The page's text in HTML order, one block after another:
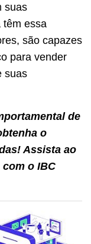
suas
têm essa
são capazes
para vender
suas
de
o
Assista ao
o IBC